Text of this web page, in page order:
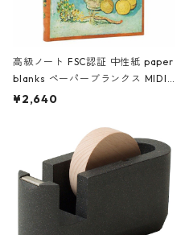
高級ノート FSC認証 中性紙 paper
blanks ペーパーブランクス MIDI
ハードカバー 罫線 ヴァン・ゴッホ
¥2,640